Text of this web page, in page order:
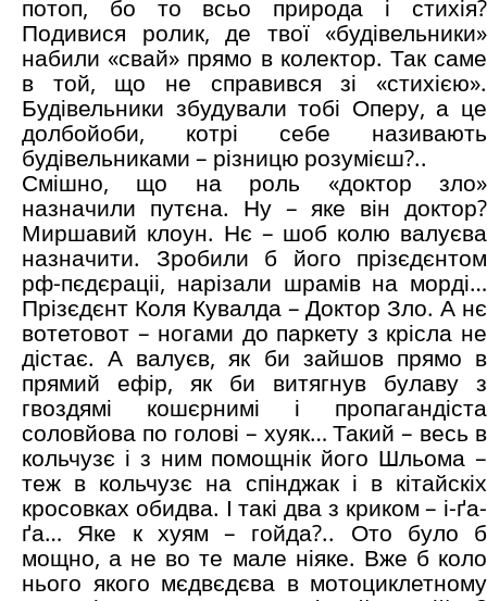
потоп, бо то всьо природа і стихія?
Подивися ролик, де твої «будівельники»
набили «свай» прямо в колектор. Так саме
в той, що не справився зі «стихією».
Будівельники збудували тобі Оперу, а це
долбойоби, котрі себе називають
будівельниками – різницю розумієш?..
Смішно, що на роль «доктор зло»
назначили путєна. Ну – яке він доктор?
Миршавий клоун. Нє – шоб колю валуєва
назначити. Зробили б його прізєдєнтом
рф-пєдєраціі, нарізали шрамів на морді…
Прізєдєнт Коля Кувалда – Доктор Зло. А нє
вотетовот – ногами до паркету з крісла не
дістає. А валуєв, як би зайшов прямо в
прямий ефір, як би витягнув булаву з
гвоздямі кошєрнимі і пропагандіста
соловйова по голові – хуяк… Такий – весь в
кольчузє і з ним помощнік його Шльома –
теж в кольчузє на спінджак і в кітайскіх
кросовках обидва. І такі два з криком – і-ґа-
ґа… Яке к хуям – гойда?.. Ото було б
мощно, а не во те мале ніяке. Вже б коло
нього якого мєдвєдєва в мотоциклетному